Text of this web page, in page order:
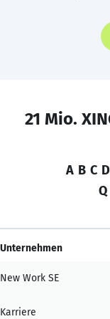
21 Mio.
A B C D
Q
Unternehmen
New Work SE
Karriere